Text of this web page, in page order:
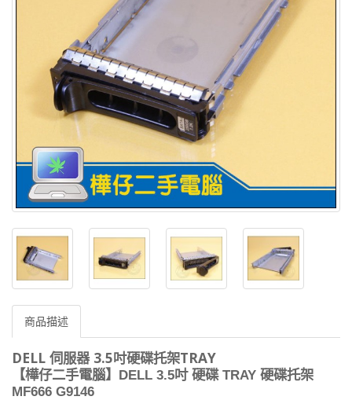
商品描述
DELL 伺服器 3.5吋硬碟托架TRAY
【樺仔二手電腦】 DELL 3.5吋 硬碟TRAY 硬碟托架
MF666 G9146